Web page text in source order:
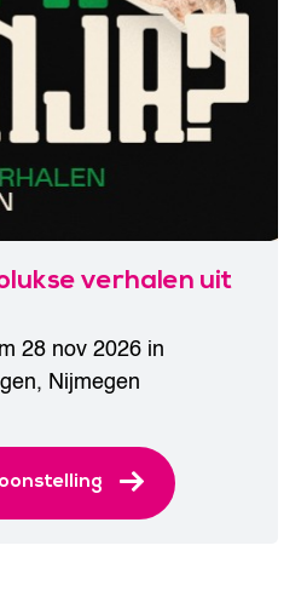
verhalen uit
28 nov 2026 in
, Nijmegen